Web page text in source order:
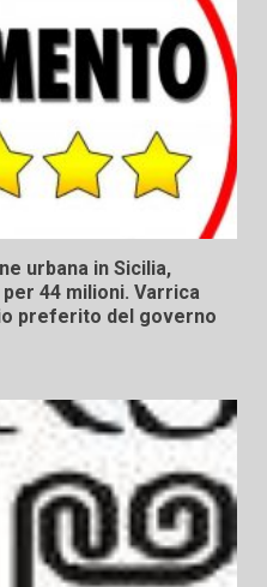
urbana in Sicilia,
44 milioni. Varrica
preferito del governo